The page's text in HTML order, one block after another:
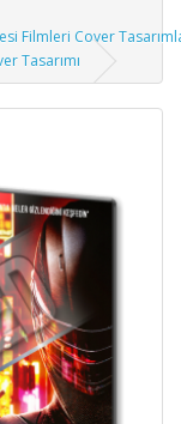
Filmleri Cover
Tasarımı